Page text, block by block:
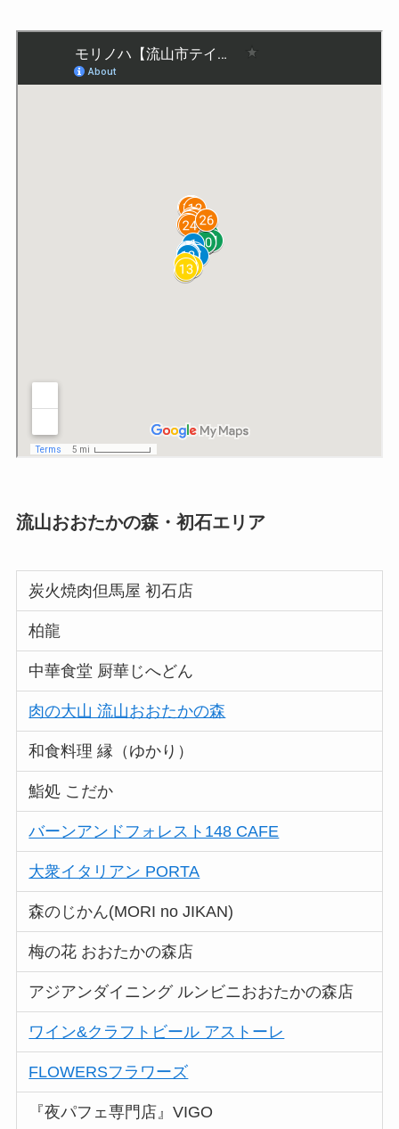
酒処皓太 さけどころこうた
串焼きバク
麺酒場丸勝
黄11
黄12 中華料理 大創苑
黄14 ふらり
黄15 呑み処おーるうぇいず
黄16 ごはん処 咲盛
黄17 王記酒家 流山店
黄18 流山の台所「辰平」
黄19 いろは鮨
紫1 大村庵
紫2 hello,hanelca（ハローハネルカ）
紫3 居酒屋 3150
紫4 Royal Garden Palace 柏 日本閣
流山おおたかの森・初石エリア
炭火焼肉但馬屋 初石店
柏龍
中華食堂 厨華じへどん
肉の大山 流山おおたかの森
和食料理 縁（ゆかり）
鮨処 こだか
バーンアンドフォレスト148 CAFE
大衆イタリアン PORTA
森のじかん(MORI no JIKAN)
梅の花 おおたかの森店
アジアンダイニング ルンビニおおたかの森店
ワイン&クラフトビール アストーレ
FLOWERSフラワーズ
『夜パフェ専門店』VIGO